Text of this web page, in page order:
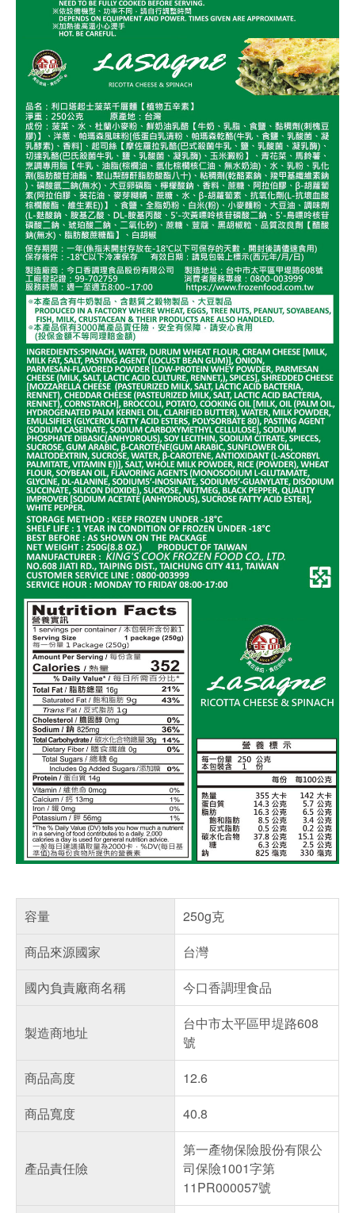
容量
250g克
商品來源國家
台灣
國內負責廠商名稱
今口香調理食品
製造商地址
台中市太平區甲堤路608
號
商品高度
12.6
商品寬度
40.8
產品責任險
第一產物保險股份有限公
司保險1001字第
11PR000057號